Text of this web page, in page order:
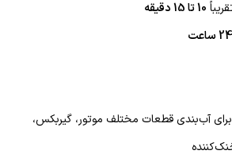
10 تا 15 دقیقه
24 ساعت
برای آب‌بندی قطعات مختلف موتور، گیربکس،